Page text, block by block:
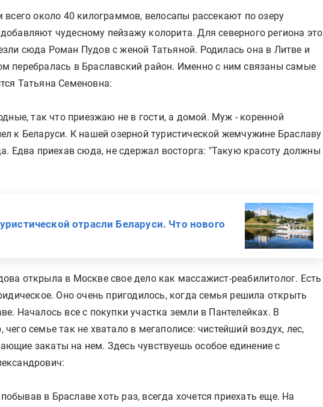
всего около 40 килограммов, велосапы рассекают по озеру
чудесному пейзажу колорита. Для северного региона это
сюда Роман Пудов с женой Татьяной. Родилась она в Литве и
перебралась в Браславский район. Именно с ним связаны самые
Татьяна Семеновна:
так что приезжаю не в гости, а домой. Муж - коренной
к Беларуси. К нашей озерной туристической жемчужине Браславу
Едва приехав сюда, не сдержал восторга: "Такую красоту должны
отрасли Беларуси. Что нового
открыла в Москве свое дело как массажист-реабилитолог. Есть
Оно очень пригодилось, когда семья решила открыть
Началось все с покупки участка земли в Пантелейках. В
семье так не хватало в мегаполисе: чистейший воздух, лес,
закаты на нем. Здесь чувствуешь особое единение с
в Браславе хоть раз, всегда хочется приехать еще. На